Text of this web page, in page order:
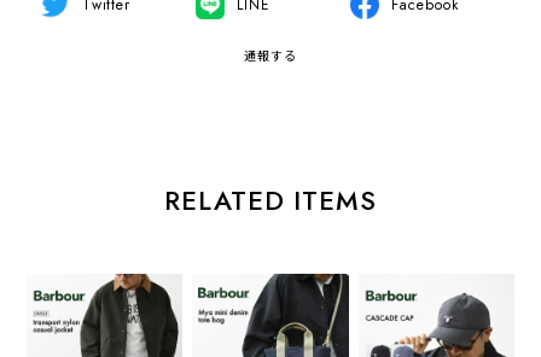
Twitter LINE Facebook
通報する
RELATED ITEMS